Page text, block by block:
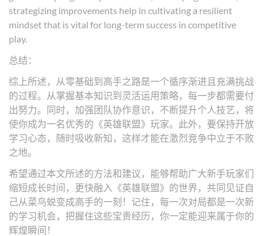
strategizing improvements help in cultivating a resilient
mindset that is vital for long-term success in competitive
play.
总结：
综上所述，从零基础到高手之路是一个循序渐进且充满挑战
的过程。从掌握基本知识到灵活运用策略，每一步都需要付
出努力。同时，加强团队协作意识，不断提升个人技艺，将
使你成为一名优秀的《英雄联盟》玩家。此外，要保持开放
学习心态，随时吸收新知，这样才能在激烈竞争中立于不败
之地。
希望通过本文所述的方法和建议，能够帮助广大新手玩家们
缩短成长时间，更快融入《英雄联盟》的世界，共同见证自
己从菜鸟蜕变成高手的一刻！记住，每一次对局都是一次新
的学习机会，把握住这些宝贵经历，你一定能迎来属于你的
辉煌瞬间！